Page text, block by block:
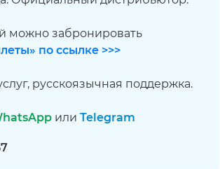
можно забронировать
по ссылке >>>
русскоязычная поддержка.
или Telegram